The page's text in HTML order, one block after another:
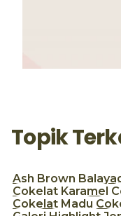
Topik
Ash Brown
Cokelat Karamel
Cokelat Madu